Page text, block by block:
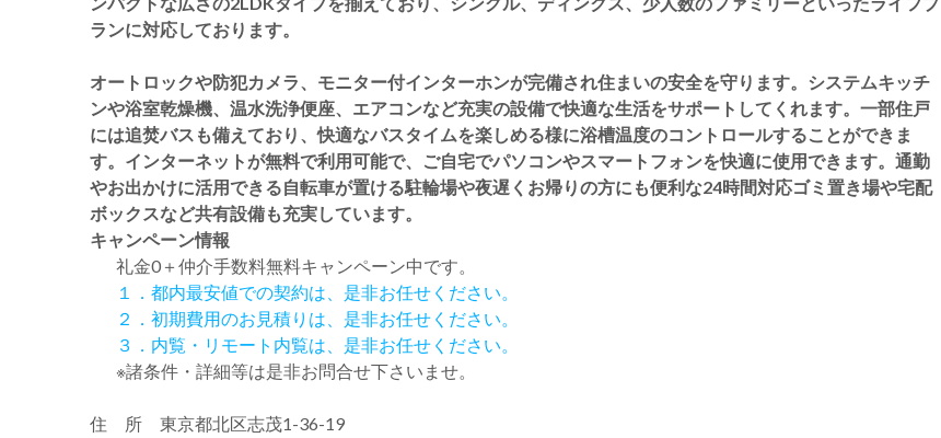
ランに対応しております。
オートロックや防犯カメラ、モニター付インターホンが完備され住まいの安全を守ります。システムキッチ
ンや浴室乾燥機、温水洗浄便座、エアコンなど充実の設備で快適な生活をサポートしてくれます。一部住戸
には追焚バスも備えており、快適なバスタイムを楽しめる様に浴槽温度のコントロールすることができま
す。インターネットが無料で利用可能で、ご自宅でパソコンやスマートフォンを快適に使用できます。通勤
やお出かけに活用できる自転車が置ける駐輪場や夜遅くお帰りの方にも便利な24時間対応ゴミ置き場や宅配
ボックスなど共有設備も充実しています。
キャンペーン情報
礼金0 ＋仲介手数料無料キャンペーン中です。
１．都内最安値での契約は、是非お任せください。
２．初期費用のお見積りは、是非お任せください。
３．内覧・リモート内覧は、是非お任せください。
※諸条件・詳細等は是非お問合せ下さいませ。
住 所 東京都北区志茂1-36-19